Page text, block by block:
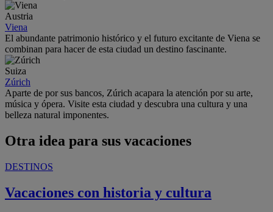
Austria
Viena
El abundante patrimonio histórico y el futuro excitante de Viena se
combinan para hacer de esta ciudad un destino fascinante.
Suiza
Zúrich
Aparte de por sus bancos, Zúrich acapara la atención por su arte,
música y ópera. Visite esta ciudad y descubra una cultura y una
belleza natural imponentes.
Otra idea para sus vacaciones
DESTINOS
Vacaciones con historia y cultura